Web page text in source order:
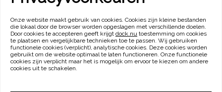
Onze website maakt gebruik van cookies. Cookies zijn kleine bestanden
die lokaal door de browser worden opgeslagen met verschillende doelen.
Door cookies te accepteren geeft krijgt dock.nu toestemming om cookies
te plaatsen en vergelijkbare technieken toe te passen. Wij gebruiken
functionele cookies (verplicht), analytische cookies. Deze cookies worden
gebruikt om de website optimaal te laten functioneren. Onze functionele
cookies zijn verplicht maar het is mogelijk om ervoor te kiezen om andere
cookies uit te schakelen.